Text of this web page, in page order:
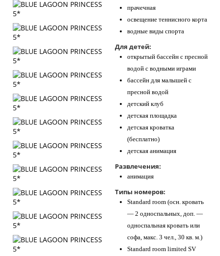
прачечная
освещение теннисного корта
водные виды спорта
Для детей:
открытый бассейн с пресной
водой с водными играми
бассейн для малышей с
пресной водой
детский клуб
детская площадка
детская кроватка
(бесплатно)
детская анимация
Развлечения:
анимация
Типы номеров:
Standard room (осн. кровать
— 2 односпальных, доп. —
односпальная кровать или
софа, макс. 3 чел., 30 кв. м.)
Standard room limited SV